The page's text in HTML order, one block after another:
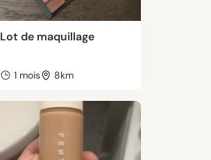
Lot de maquillage
1 mois 8km